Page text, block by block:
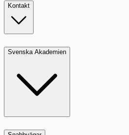
Kontakt
Svenska Akademien